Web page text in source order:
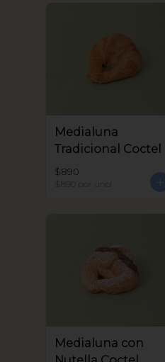
Medialuna
Tradicional Coctel
$890
$890 por und
Medialuna con